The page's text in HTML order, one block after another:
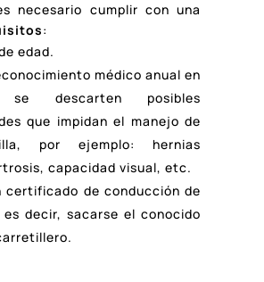
necesario cumplir con una
:
edad.
médico anual en
descarten posibles
que impidan el manejo de
por ejemplo: hernias
capacidad visual, etc.
certificado de conducción de
decir, sacarse el conocido